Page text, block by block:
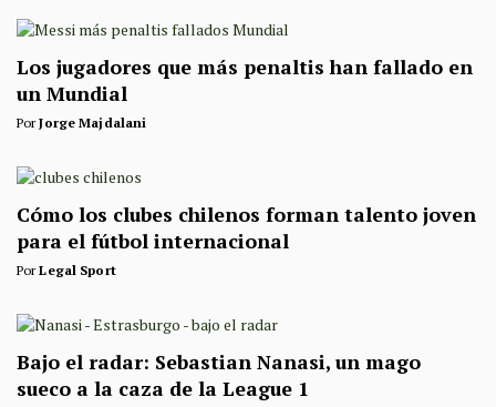
Los jugadores que más penaltis han fallado en
un Mundial
PorJorge Majdalani
Cómo los clubes chilenos forman talento joven
para el fútbol internacional
PorLegal Sport
Bajo el radar: Sebastian Nanasi, un mago
sueco a la caza de la League 1